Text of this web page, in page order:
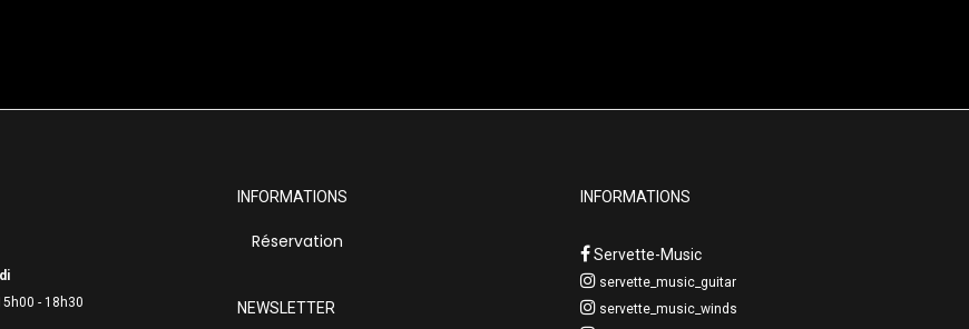
- 18h30
INFORMATIONS
Réservation
NEWSLETTER
INFORMATIONS
Servette-Music
servette_music_guitar
servette_music_winds